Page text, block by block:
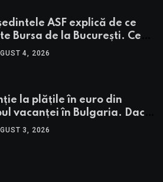
ASF explică de ce
Bursa de la București. Ce
pentru BVB potrivit lui
4, 2026
la plățile în euro din
vacanței în Bulgaria. Dacă
cele mai falsificate
3, 2026